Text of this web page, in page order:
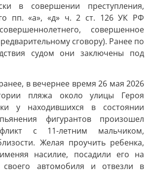
в совершении преступления,
пп. «а», «д» ч. 2 ст. 126 УК РФ
совершенное
сговору). Ранее по
судом они заключены под
в вечернее время 26 мая 2026
пляжа около улицы Героя
у находившихся в состоянии
фигурантов произошел
с 11-летним мальчиком,
Желая проучить ребенка,
насилие, посадили его на
своего автомобиля и отвезли в